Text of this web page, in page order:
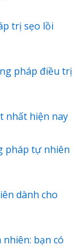
trị sẹo lồi
pháp điều trị
nhất hiện nay
pháp tự nhiên
dành cho
bạn có